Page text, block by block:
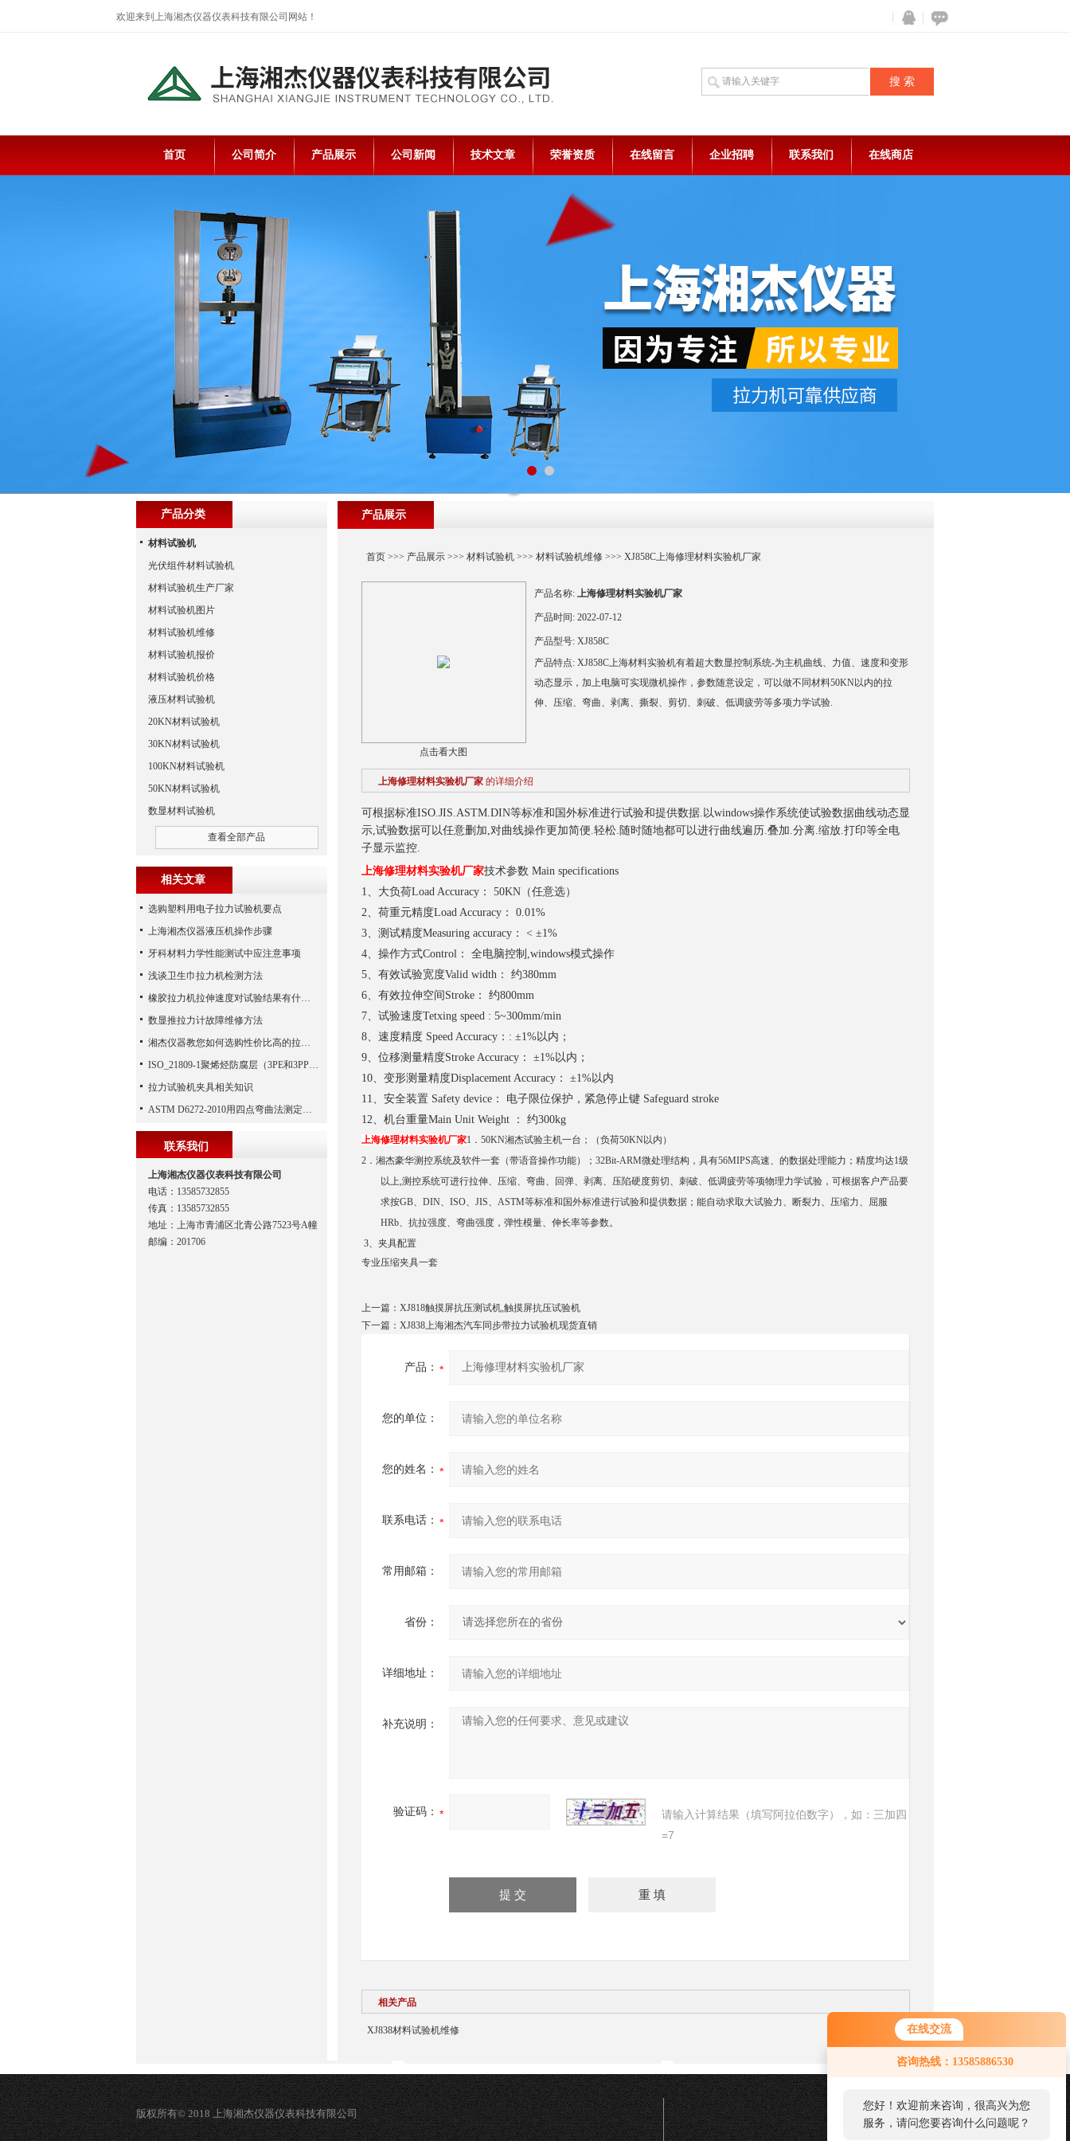
在线交流
咨询热线：13585886530
您好！欢迎前来咨询，很高兴为您
服务，请问您要咨询什么问题呢？
欢迎来到上海湘杰仪器仪表科技有限公司网站！
首页 公司简介 产品展示 公司新闻 技术文章 荣誉资质 在线留言 企业招聘 联系我们 在线商店
产品展示
首页>>> 产品展示>>> 材料试验机>>> 材料试验机维修>>> XJ858C上海修理材料实验机厂家
点击看大图
产品名称: 上海修理材料实验机厂家
产品时间: 2022-07-12
产品型号: XJ858C
产品特点: XJ858C上海材料实验机有着超大数显控制系统-为主机曲线、力值、速度和变形
动态显示，加上电脑可实现微机操作，参数随意设定，可以做不同材料50KN以内的拉
伸、压缩、弯曲、剥离、撕裂、剪切、刺破、低调疲劳等多项力学试验.
上海修理材料实验机厂家 的详细介绍
可根据标准ISO.JIS.ASTM.DIN等标准和国外标准进行试验和提供数据.以windows操作系统使试验数据曲线动态显
示,试验数据可以任意删加,对曲线操作更加简便.轻松.随时随地都可以进行曲线遍历.叠加.分离.缩放.打印等全电
子显示监控.
上海修理材料实验机厂家技术参数 Main specifications
1、大负荷Load Accuracy： 50KN（任意选）
2、荷重元精度Load Accuracy： 0.01%
3、测试精度Measuring accuracy： < ±1%
4、操作方式Control： 全电脑控制,windows模式操作
5、有效试验宽度Valid width： 约380mm
6、有效拉伸空间Stroke： 约800mm
7、试验速度Tetxing speed : 5~300mm/min
8、速度精度 Speed Accuracy：: ±1%以内；
9、位移测量精度Stroke Accuracy： ±1%以内；
10、变形测量精度Displacement Accuracy： ±1%以内
11、安全装置 Safety device： 电子限位保护，紧急停止键 Safeguard stroke
12、机台重量Main Unit Weight ： 约300kg
上海修理材料实验机厂家1．50KN湘杰试验主机一台；（负荷50KN以内）
2． 湘杰豪华测控系统及软件一套（带语音操作功能）；32Bit-ARM微处理结构，具有56MIPS高速、的数据处理能力；精度均达1级
以上,测控系统可进行拉伸、压缩、弯曲、回弹、剥离、压陷硬度剪切、刺破、低调疲劳等项物理力学试验，可根据客户产品要
求按GB、DIN、ISO、JIS、ASTM等标准和国外标准进行试验和提供数据；能自动求取大试验力、断裂力、压缩力、屈服
HRb、抗拉强度、弯曲强度，弹性模量、伸长率等参数。
3、夹具配置
专业压缩夹具一套
上一篇： XJ818触摸屏抗压测试机,触摸屏抗压试验机
下一篇： XJ838上海湘杰汽车同步带拉力试验机现货直销
产品：
您的单位：
您的姓名：
联系电话：
常用邮箱：
省份：
详细地址：
补充说明：
验证码：
请输入计算结果（填写阿拉伯数字），如：三加四
=7
相关产品
XJ838材料试验机维修
产品分类
材料试验机
光伏组件材料试验机
材料试验机生产厂家
材料试验机图片
材料试验机维修
材料试验机报价
材料试验机价格
液压材料试验机
20KN材料试验机
30KN材料试验机
100KN材料试验机
50KN材料试验机
数显材料试验机
查看全部产品
相关文章
选购塑料用电子拉力试验机要点
上海湘杰仪器液压机操作步骤
牙科材料力学性能测试中应注意事项
浅谈卫生巾拉力机检测方法
橡胶拉力机拉伸速度对试验结果有什么影响
数显推拉力计故障维修方法
湘杰仪器教您如何选购性价比高的拉力机
ISO_21809-1聚烯烃防腐层（3PE和3PP）剥离强度实验
拉力试验机夹具相关知识
ASTM D6272-2010用四点弯曲法测定未增强和增强塑料及电绝缘材料挠曲性能的试验方法
联系我们
上海湘杰仪器仪表科技有限公司
电话：13585732855
传真：13585732855
地址：上海市青浦区北青公路7523号A幢
邮编：201706
版权所有© 2018 上海湘杰仪器仪表科技有限公司